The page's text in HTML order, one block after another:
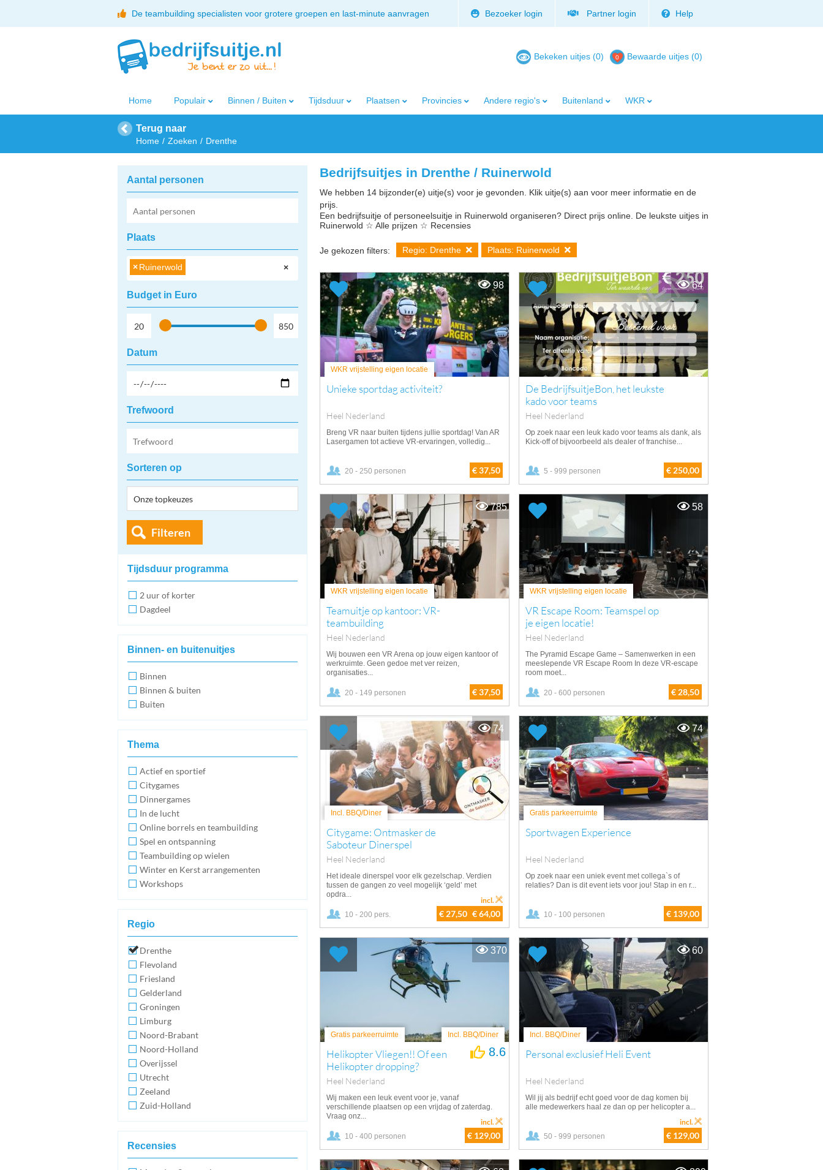
De teambuilding specialisten voor grotere groepen en last-minute aanvragen Bezoeker login Partner login Help
Bekeken uitjes (0) Bewaarde uitjes (0)
Home Populair Binnen / Buiten Tijdsduur Plaatsen Provincies Andere regio's Buitenland WKR
Terug naar
Home Zoeken Drenthe
Aantal personen
Plaats
×
×Ruinerwold
Budget in Euro
Datum
Trefwoord
Sorteren op
Filteren
Tijdsduur programma
2 uur of korter
Dagdeel
Binnen- en buitenuitjes
Binnen
Binnen & buiten
Buiten
Thema
Actief en sportief
Citygames
Dinnergames
In de lucht
Online borrels en teambuilding
Spel en ontspanning
Teambuilding op wielen
Winter en Kerst arrangementen
Workshops
Regio
Drenthe
Flevoland
Friesland
Gelderland
Groningen
Limburg
Noord-Brabant
Noord-Holland
Overijssel
Utrecht
Zeeland
Zuid-Holland
Recensies
Bedrijfsuitjes in Drenthe / Ruinerwold
We hebben 14 bijzonder(e) uitje(s) voor je gevonden. Klik uitje(s) aan voor meer informatie en de
prijs.
Een bedrijfsuitje of personeelsuitje in Ruinerwold organiseren? Direct prijs online. De leukste uitjes in
Ruinerwold ☆ Alle prijzen ☆ Recensies
Je gekozen filters: Regio: Drenthe Plaats: Ruinerwold
WKR vrijstelling eigen locatie
Unieke sportdag activiteit?
Heel Nederland
Breng VR naar buiten tijdens jullie sportdag! Van AR
Lasergamen tot actieve VR-ervaringen, volledig...
20 - 250 personen € 37,50
98
De BedrijfsuitjeBon, het leukste
kado voor teams
Heel Nederland
Op zoek naar een leuk kado voor teams als dank, als
Kick-off of bijvoorbeeld als dealer of franchise...
5 - 999 personen € 250,00
64
WKR vrijstelling eigen locatie
Teamuitje op kantoor: VR-
teambuilding
Heel Nederland
Wij bouwen een VR Arena op jouw eigen kantoor of
werkruimte. Geen gedoe met ver reizen,
organisaties...
20 - 149 personen € 37,50
785
WKR vrijstelling eigen locatie
VR Escape Room: Teamspel op
je eigen locatie!
Heel Nederland
The Pyramid Escape Game – Samenwerken in een
meeslepende VR Escape Room In deze VR-escape
room moet...
20 - 600 personen € 28,50
58
Incl. BBQ/Diner
Citygame: Ontmasker de
Saboteur Dinerspel
Heel Nederland
Het ideale dinerspel voor elk gezelschap. Verdien
tussen de gangen zo veel mogelijk ‘geld’ met
opdra...
10 - 200 pers. € 27,50 € 64,00
incl.
74
Gratis parkeerruimte
Sportwagen Experience
Heel Nederland
Op zoek naar een uniek event met collega`s of
relaties? Dan is dit event iets voor jou! Stap in en r...
10 - 100 personen € 139,00
74
Gratis parkeerruimte Incl. BBQ/Diner
Helikopter Vliegen!! Of een
Helikopter dropping?
Heel Nederland
8.6
Wij maken een leuk event voor je, vanaf
verschillende plaatsen op een vrijdag of zaterdag.
Vraag onz...
10 - 400 personen € 129,00
incl.
370
Incl. BBQ/Diner
Personal exclusief Heli Event
Heel Nederland
Wil jij als bedrijf echt goed voor de dag komen bij
alle medewerkers haal ze dan op per helicopter a...
50 - 999 personen € 129,00
incl.
60